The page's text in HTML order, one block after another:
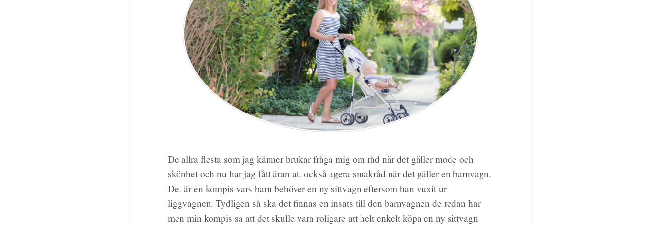
De allra flesta som jag känner brukar fråga mig om råd när det gäller mode och
skönhet och nu har jag fått äran att också agera smakråd när det gäller en barnvagn.
Det är en kompis vars barn behöver en ny sittvagn eftersom han vuxit ur
liggvagnen. Tydligen så ska det finnas en insats till den barnvagnen de redan har
men min kompis sa att det skulle vara roligare att helt enkelt köpa en ny sittvagn